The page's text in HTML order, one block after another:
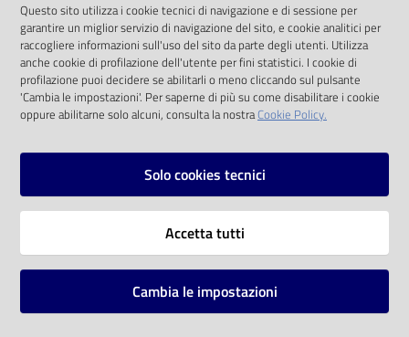
Eventi
Chiedi al
bibliotecario
solo alle condizioni previste dalla direttiva
comunitaria 2003/98/CE e dal d.lgs. 36/2006
SOCIAL
Instagram
Vai alla pagina
Mappa del sito
Questo sito utilizza i cookie tecnici di navigazione e di sessione per
garantire un miglior servizio di navigazione del sito, e cookie analitici per
raccogliere informazioni sull'uso del sito da parte degli utenti. Utilizza
anche cookie di profilazione dell'utente per fini statistici. I cookie di
profilazione puoi decidere se abilitarli o meno cliccando sul pulsante
'Cambia le impostazioni'. Per saperne di più su come disabilitare i cookie
oppure abilitarne solo alcuni, consulta la nostraCookie Policy.
Solo cookies tecnici
Accetta tutti
Cambia le impostazioni